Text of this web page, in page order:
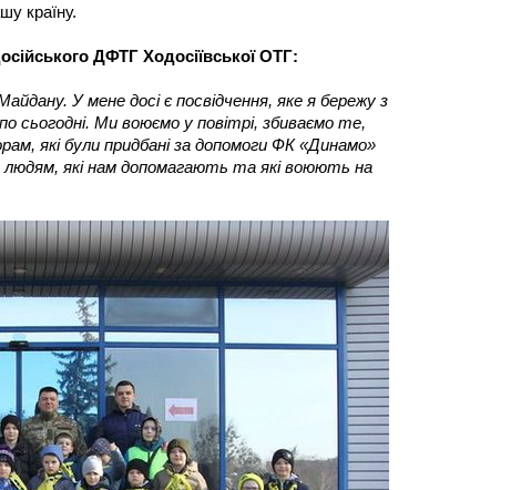
країну.
ДФТГ Ходосіївської ОТГ:
У мене досі є посвідчення, яке я бережу з
сьогодні. Ми воюємо у повітрі, збиваємо те,
які були придбані за допомоги ФК «Динамо»
які нам допомагають та які воюють на